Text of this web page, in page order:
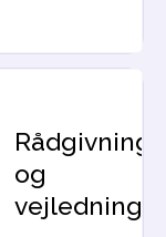
Rådgivning
og
vejledning